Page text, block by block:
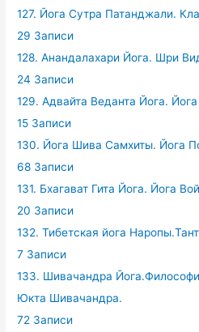
127. Йога Сутра Патанджали.
29 Записи
128. Анандалахари Йога. Шри
24 Записи
129. Адвайта Веданта Йога.
15 Записи
130. Йога Шива Самхиты. Йога
68 Записи
131. Бхагават Гита Йога. Йога
20 Записи
132. Тибетская йога
7 Записи
133. Шивачандра
Юкта Шивачандра.
72 Записи